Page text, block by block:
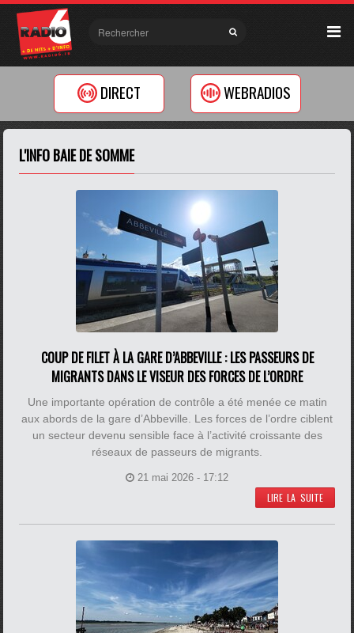
DIRECT WEBRADIOS
L'INFO BAIE DE SOMME
COUP DE FILET À LA GARE D’ABBEVILLE : LES PASSEURS DE
MIGRANTS DANS LE VISEUR DES FORCES DE L’ORDRE
Une importante opération de contrôle a été menée ce matin
aux abords de la gare d’Abbeville. Les forces de l’ordre ciblent
un secteur devenu sensible face à l’activité croissante des
réseaux de passeurs de migrants.
21 mai 2026 - 17:12
LIRE LA SUITE